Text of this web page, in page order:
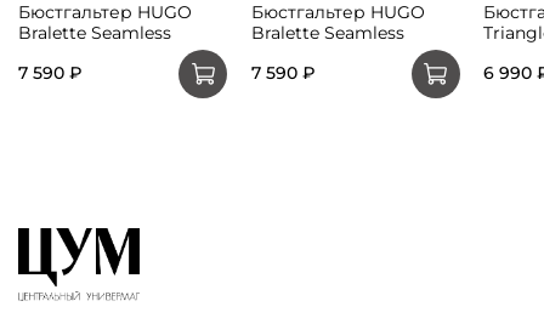
Бюстгальтер HUGO
Bralette Seamless
7 590 ₽
Бюстгальтер HUGO
Bralette Seamless
7 590 ₽
6 990